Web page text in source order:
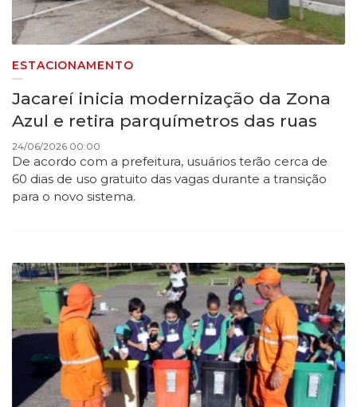
ESTACIONAMENTO
Jacareí inicia modernização da Zona
Azul e retira parquímetros das ruas
24/06/2026 00:00
De acordo com a prefeitura, usuários terão cerca de
60 dias de uso gratuito das vagas durante a transição
para o novo sistema.